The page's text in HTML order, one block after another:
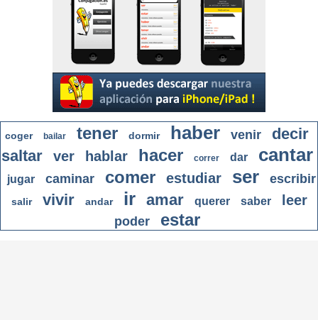
coger bailar tener dormir haber venir
decir
saltar
ver hablar hacer correr dar cantar
jugar caminar comer estudiar ser escribir
salir vivir andar ir amar querer saber leer
poder estar